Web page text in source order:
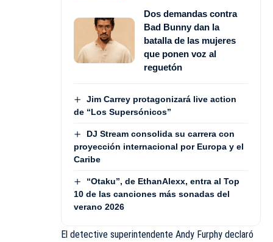
Dos demandas contra
Bad Bunny dan la
batalla de las mujeres
que ponen voz al
reguetón
Jim Carrey protagonizará live action
de “Los Supersónicos”
DJ Stream consolida su carrera con
proyección internacional por Europa y el
Caribe
“Otaku”, de EthanAlexx, entra al Top
10 de las canciones más sonadas del
verano 2026
El detective superintendente Andy Furphy declaró